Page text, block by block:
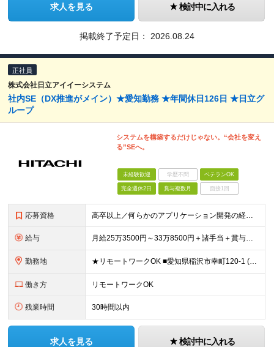
求人を見る 検討中に入れる
掲載終了予定日： 2026.08.24
正社員
株式会社日立アイイーシステム
社内SE（DX推進がメイン）★愛知勤務 ★年間休日126日 ★日立グ
ループ
システムを構築するだけじゃない。“会社を変え
る”SEへ。
未経験歓迎 学歴不問 ベテランOK
完全週休2日 賞与複数月 面接1回
応募資格 高卒以上／何らかのアプリケーション開発の経験をお持ちの方 ■コーディングの実務経験を重視！ C#（.NET Framework）経験者が理想ですが、Javaなど他の言語での開発経験者も、ぜひご応募く
給与 月給25万3500円～33万8500円＋諸手当＋賞与年2回 ※経験や能力を充分に考慮したうえで加給優遇します。 ※3ヶ月の試用期間があります。その間も労働条件は変わりません。 ※残業代は全額別途支給
勤務地 ★リモートワークOK ■愛知県稲沢市幸町120-1 (変更の範囲)上記を除く当社関連勤務地
働き方 リモートワークOK
残業時間 30時間以内
求人を見る 検討中に入れる